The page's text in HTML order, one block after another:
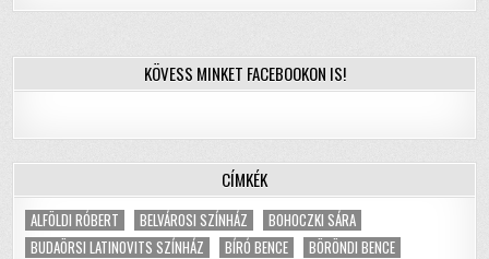
KÖVESS MINKET FACEBOOKON IS!
CÍMKÉK
ALFÖLDI RÓBERT BELVÁROSI SZÍNHÁZ
BOHOCZKI SÁRA
BUDAÖRSI LATINOVITS SZÍNHÁZ
BÍRÓ BENCE
BÖRÖNDI BENCE